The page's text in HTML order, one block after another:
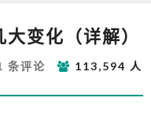
变化（详解）
条评论
113,594 人